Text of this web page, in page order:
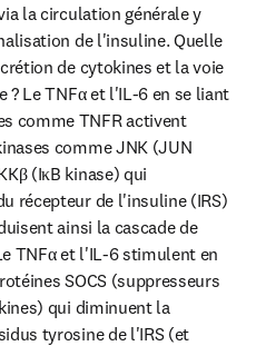
la circulation générale y
de l'insuline. Quelle
de cytokines et la voie
Le TNFα et l'IL-6 en se liant
comme TNFR activent
comme JNK (JUN
(IκB kinase) qui
récepteur de l'insuline (IRS)
ainsi la cascade de
TNFα et l'IL-6 stimulent en
SOCS (suppresseurs
qui diminuent la
tyrosine de l'IRS (et